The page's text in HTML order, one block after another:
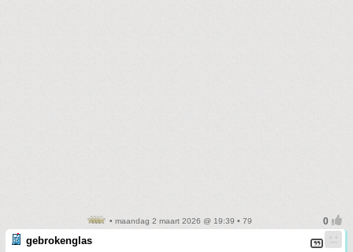
• maandag 2 maart 2026 @ 19:39 • 79
gebrokenglas